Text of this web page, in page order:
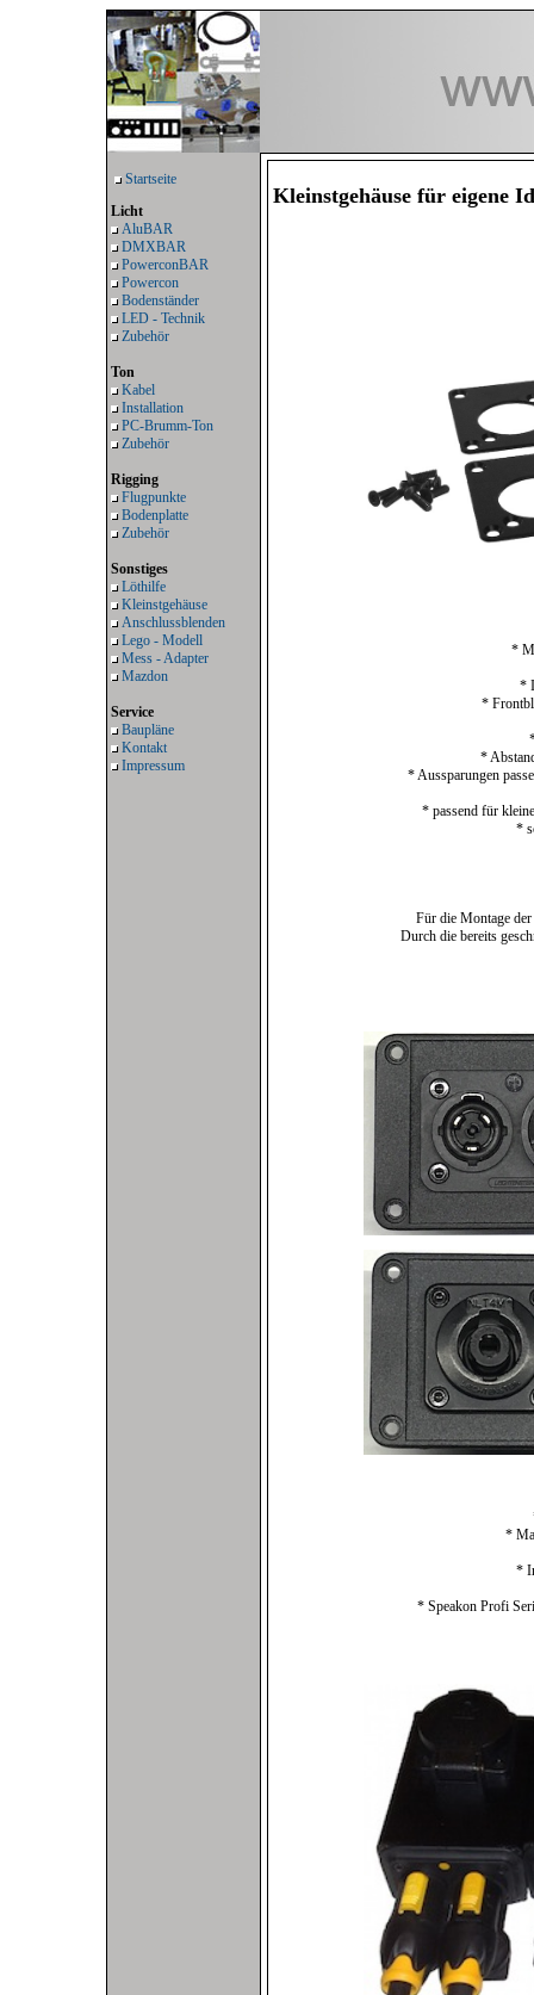
Startseite
Licht
AluBAR
DMXBAR
PowerconBAR
Powercon
Bodenständer
LED - Technik
Zubehör
Ton
Kabel
Installation
PC-Brumm-Ton
Zubehör
Rigging
Flugpunkte
Bodenplatte
Zubehör
Sonstiges
Löthilfe
Kleinstgehäuse
Anschlussblenden
Lego - Modell
Mess - Adapter
Mazdon
Service
Baupläne
Kontakt
Impressum
Kleinstgehäuse für eigene
*
*
*
*
*
* Aussparungen
* passend für
*
Für die Montage der
Durch die bereits
*
*
* Speakon Profi